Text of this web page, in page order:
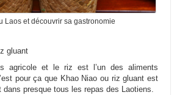
Laos et découvrir sa gastronomie
gluant
agricole et le riz est l’un des aliments
pour ça que Khao Niao ou riz gluant est
presque tous les repas des Laotiens.